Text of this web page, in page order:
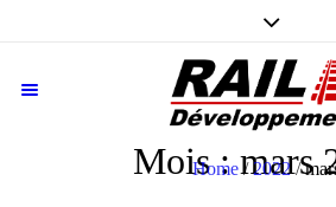
Mois :mars
Home /2022 /